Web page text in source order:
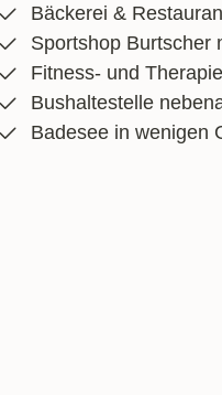
Bäckerei &
Sportshop Burtscher
Fitness- und
Bushaltestelle
Badesee in wenigen